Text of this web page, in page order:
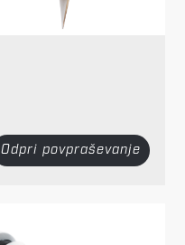
Odpri povpraševanje